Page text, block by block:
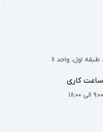
اول، واحد 11
ساعت کاری
9:00 الی 18:00